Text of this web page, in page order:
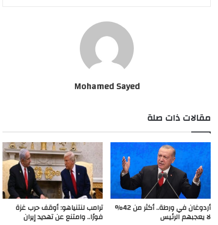
السلام مع إثيوبيا
Mohamed Sayed
مقالات ذات صلة
أردوغان في ورطة.. أكثر من 42%
لا يعجبهم الرئيس
ترامب لنتنياهو: أوقف حرب غزة
فورًا.. وامتنع عن تهديد إيران